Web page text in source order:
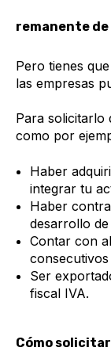
remanente
Pero tienes
las empresas
Para solicitarlo
como por
Haber
integrar tu
Haber
desarrollo
Contar con
Ser
fiscal IVA.
Cómo